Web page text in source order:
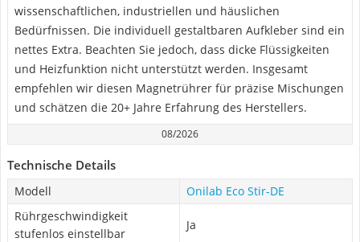
wissenschaftlichen, industriellen und häuslichen
Bedürfnissen. Die individuell gestaltbaren Aufkleber sind ein
nettes Extra. Beachten Sie jedoch, dass dicke Flüssigkeiten
und Heizfunktion nicht unterstützt werden. Insgesamt
empfehlen wir diesen Magnetrührer für präzise Mischungen
und schätzen die 20+ Jahre Erfahrung des Herstellers.
08/2026
Technische Details
Modell
Onilab ‎Eco Stir-DE
Rührgeschwindigkeit
stufenlos einstellbar
Ja